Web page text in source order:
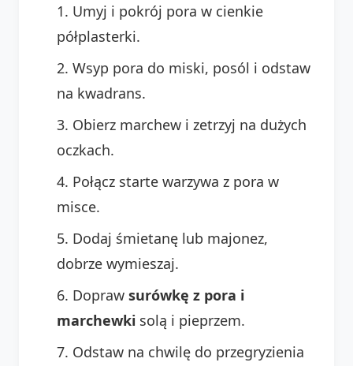
Umyj i pokrój pora w cienkie
półplasterki.
Wsyp pora do miski, posól i odstaw
na kwadrans.
Obierz marchew i zetrzyj na dużych
oczkach.
Połącz starte warzywa z pora w
misce.
Dodaj śmietanę lub majonez,
dobrze wymieszaj.
Dopraw surówkę z pora i
marchewki solą i pieprzem.
Odstaw na chwilę do przegryzienia